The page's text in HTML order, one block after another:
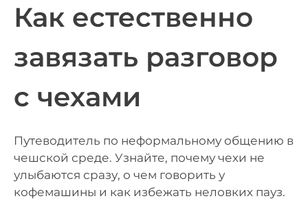
Как естественно
завязать разговор
с чехами
Путеводитель по неформальному общению в
чешской среде. Узнайте, почему чехи не
улыбаются сразу, о чем говорить у
кофемашины и как избежать неловких пауз.